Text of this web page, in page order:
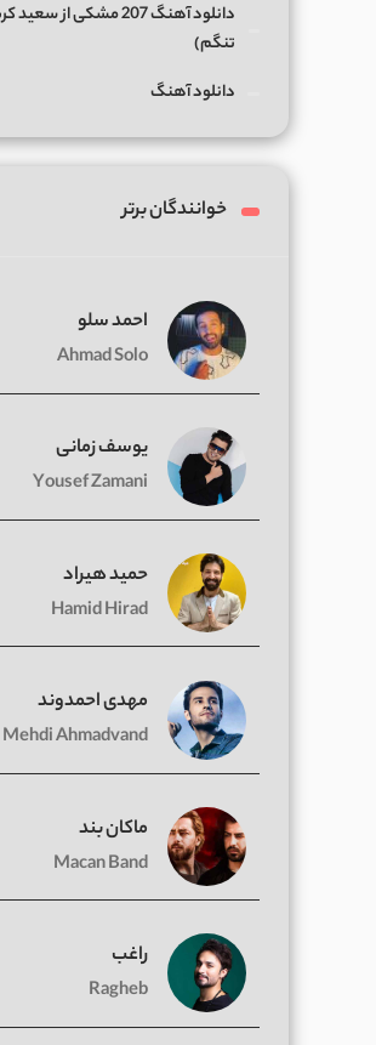
دانلود آهنگ 207
تنگم)
دانلود آهنگ
خوانندگان برتر
احمد سلو
Ahmad Solo
یوسف زمانی
Yousef Zamani
حمید هیراد
Hamid Hirad
مهدی احمدوند
Mehdi Ahmadvand
ماکان بند
Macan Band
راغب
Ragheb